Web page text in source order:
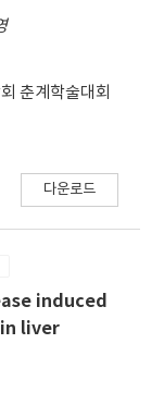
도가 올라가는
± 1.17℃,
, 나머지 16시
다. 실험은 10
지 않았다. 이
황색을 유의
적으로 증가시
난품질에 영
성상에서 사
에서 설정한
춘계학술대회
다운로드
induced
liver